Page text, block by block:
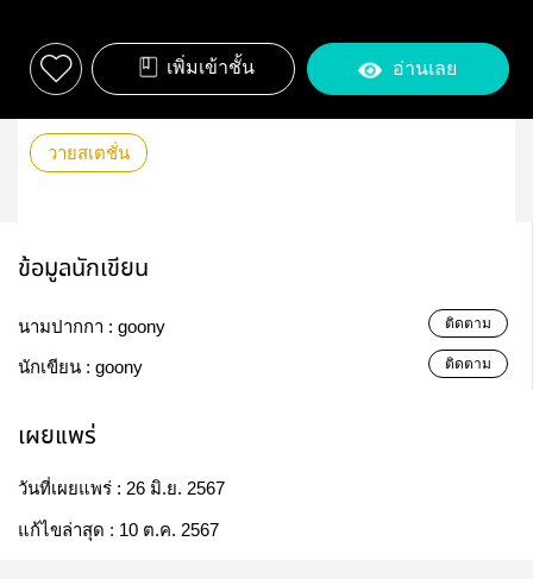
เพิ่มเข้าชั้น อ่านเลย
วายสเตชั่น
ข้อมูลนักเขียน
นามปากกา : goony ติดตาม
นักเขียน : goony ติดตาม
เผยแพร่
วันที่เผยแพร่ : 26 มิ.ย. 2567
แก้ไขล่าสุด : 10 ต.ค. 2567